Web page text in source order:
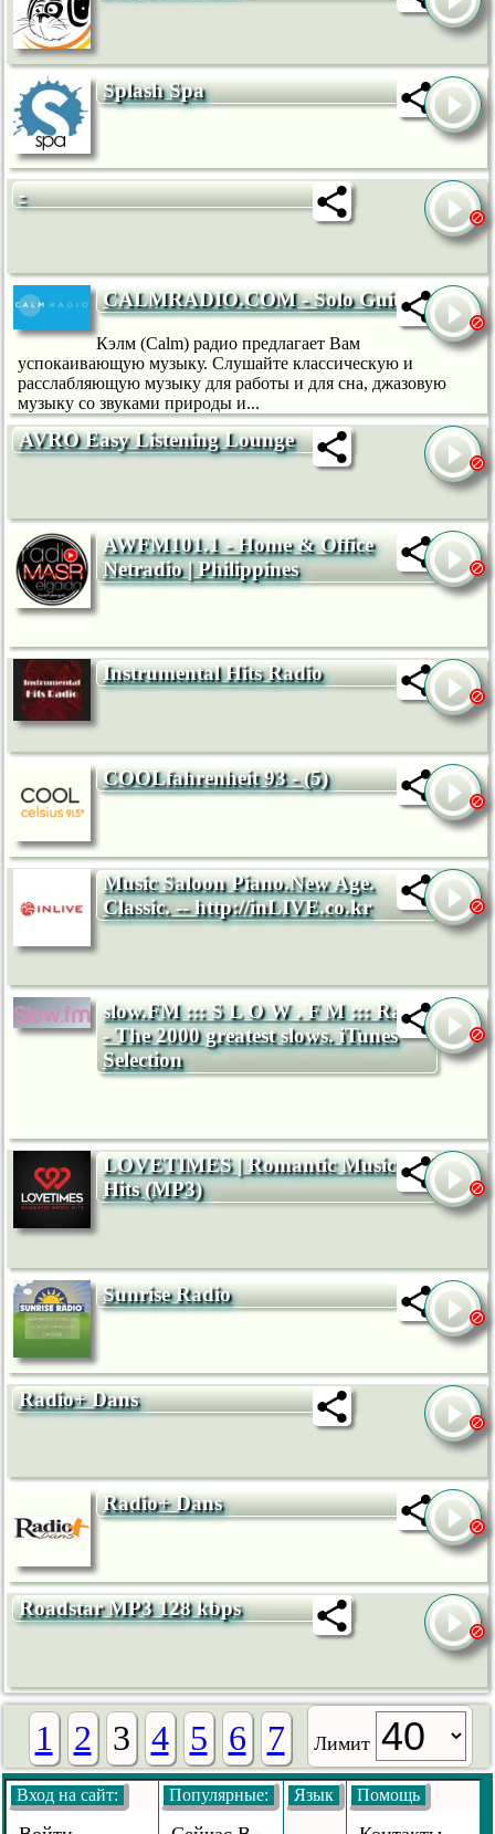
Splash Spa
-
CALMRADIO.COM - Solo Guitar
Кэлм (Calm) радио предлагает Вам
успокаивающую музыку. Слушайте классическую и
расслабляющую музыку для работы и для сна, джазовую
музыку со звуками природы и...
AVRO Easy Listening Lounge
AWFM101.1 - Home & Office
Netradio | Philippines
Instrumental Hits Radio
COOLfahrenheit 93 - (5)
Music Saloon Piano.New Age.
Classic. -- http://inLIVE.co.kr
slow.FM ::: S L O W . F M ::: Radio
- The 2000 greatest slows. iTunes
Selection
LOVETIMES | Romantic Music
Hits (MP3)
Sunrise Radio
Radio+ Dans
Radio+ Dans
Roadstar MP3 128 kbps
1 2 3 4 5 6 7 Лимит
Вход на сайт: Популярные: Язык Помощь